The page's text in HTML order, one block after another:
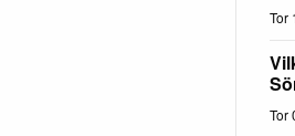
Tor
Tor